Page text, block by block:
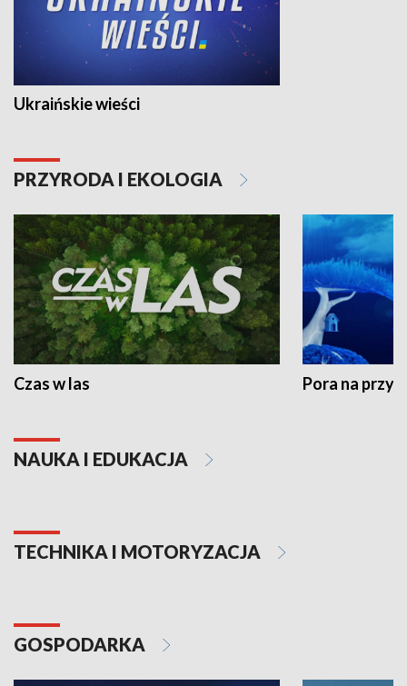
Ukraińskie wieści
PRZYRODA I EKOLOGIA
Czas w las Pora na
NAUKA I EDUKACJA
TECHNIKA I MOTORYZACJA
GOSPODARKA